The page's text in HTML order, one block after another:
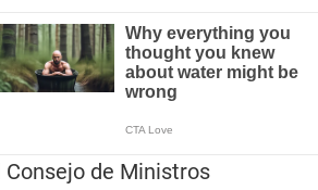
de Ministros